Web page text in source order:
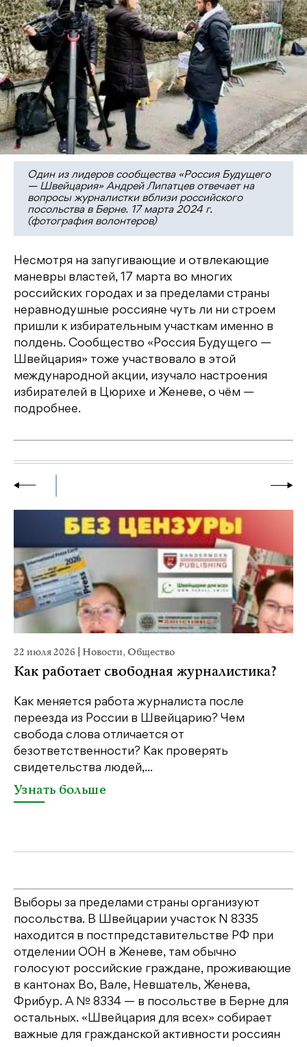
Один из лидеров сообщества «Россия Будущего
— Швейцария» Андрей Липатцев отвечает на
вопросы журналистки вблизи российского
посольства в Берне. 17 марта 2024 г.
(фотография волонтеров)
Несмотря на запугивающие и отвлекающие
маневры властей, 17 марта во многих
российских городах и за пределами страны
неравнодушные россияне чуть ли ни строем
пришли к избирательным участкам именно в
полдень. Сообщество «Россия Будущего —
Швейцария» тоже участвовало в этой
международной акции, изучало настроения
избирателей в Цюрихе и Женеве, о чём —
подробнее.
22 июля 2026 Новости,Общество
Как работает свободная журналистика?
Как меняется работа журналиста после
переезда из России в Швейцарию? Чем
свобода слова отличается от
безответственности? Как проверять
свидетельства людей,...
Узнать больше
Выборы за пределами страны организуют
посольства. В Швейцарии участок N 8335
находится в постпредставительстве РФ при
отделении ООН в Женеве, там обычно
голосуют российские граждане, проживающие
в кантонах Во, Вале, Невшатель, Женева,
Фрибур. А № 8334 — в посольстве в Берне для
остальных. «Швейцария для всех» собирает
важные для гражданской активности россиян